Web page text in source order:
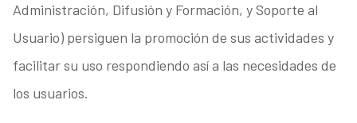
Administración, Difusión y Formación, y Soporte al
Usuario) persiguen la promoción de sus actividades y
facilitar su uso respondiendo así a las necesidades de
los usuarios.